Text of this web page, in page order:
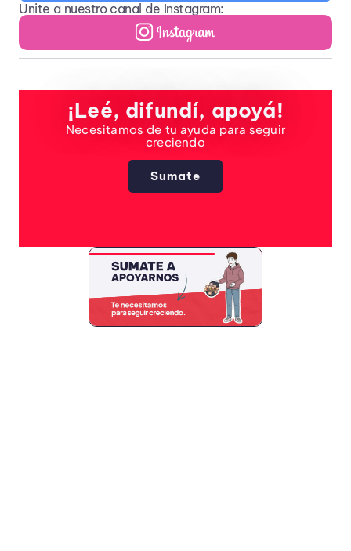
Unite a nuestro canal de Instagram:
¡Leé, difundí, apoyá!
Necesitamos de tu ayuda para seguir
creciendo
Sumate